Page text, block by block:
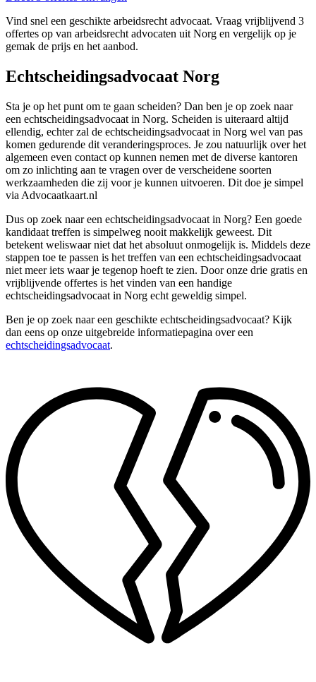
Vind snel een geschikte arbeidsrecht advocaat. Vraag vrijblijvend 3
offertes op van arbeidsrecht advocaten uit Norg en vergelijk op je
gemak de prijs en het aanbod.
Echtscheidingsadvocaat Norg
Sta je op het punt om te gaan scheiden? Dan ben je op zoek naar
een echtscheidingsadvocaat in Norg. Scheiden is uiteraard altijd
ellendig, echter zal de echtscheidingsadvocaat in Norg wel van pas
komen gedurende dit veranderingsproces. Je zou natuurlijk over het
algemeen even contact op kunnen nemen met de diverse kantoren
om zo inlichting aan te vragen over de verscheidene soorten
werkzaamheden die zij voor je kunnen uitvoeren. Dit doe je simpel
via Advocaatkaart.nl
Dus op zoek naar een echtscheidingsadvocaat in Norg? Een goede
kandidaat treffen is simpelweg nooit makkelijk geweest. Dit
betekent weliswaar niet dat het absoluut onmogelijk is. Middels deze
stappen toe te passen is het treffen van een echtscheidingsadvocaat
niet meer iets waar je tegenop hoeft te zien. Door onze drie gratis en
vrijblijvende offertes is het vinden van een handige
echtscheidingsadvocaat in Norg echt geweldig simpel.
Ben je op zoek naar een geschikte echtscheidingsadvocaat? Kijk
dan eens op onze uitgebreide informatiepagina over een
echtscheidingsadvocaat.